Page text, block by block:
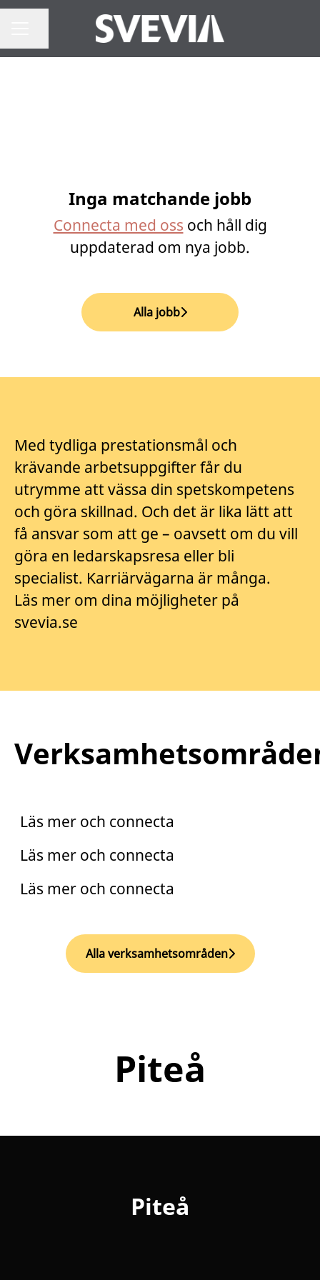
Inga matchande jobb
Connecta med oss och håll dig
uppdaterad om nya jobb.
Alla jobb
Med tydliga prestationsmål och
krävande arbetsuppgifter får du
utrymme att vässa din spetskompetens
och göra skillnad. Och det är lika lätt att
få ansvar som att ge – oavsett om du vill
göra en ledarskapsresa eller bli
specialist. Karriärvägarna är många.
Läs mer om dina möjligheter på
svevia.se
Läs mer och connecta
Läs mer och connecta
Läs mer och connecta
Alla verksamhetsområden
Piteå
Piteå